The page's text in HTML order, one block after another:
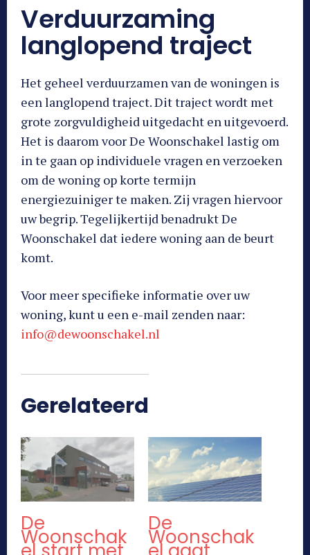
Verduurzaming
langlopend traject
Het geheel verduurzamen van de woningen is
een langlopend traject. Dit traject wordt met
grote zorgvuldigheid uitgedacht en uitgevoerd.
Het is daarom voor De Woonschakel lastig om
in te gaan op individuele vragen en verzoeken
om de woning op korte termijn
energiezuiniger te maken. Zij vragen hiervoor
uw begrip. Tegelijkertijd benadrukt De
Woonschakel dat iedere woning aan de beurt
komt.
Voor meer specifieke informatie over uw
woning, kunt u een e-mail zenden naar:
info@dewoonschakel.nl
Gerelateerd
De
Woonschak
De
Woonschak